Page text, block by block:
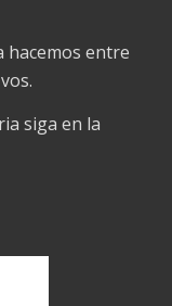
hacemos entre
siga en la